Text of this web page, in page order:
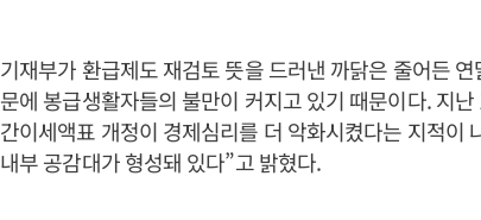
기재부가 환급제도 재검토 뜻을 드러낸 까닭은 줄어든
문에 봉급생활자들의 불만이 커지고 있기 때문이다. 지
간이세액표 개정이 경제심리를 더 악화시켰다는 지적이
내부 공감대가 형성돼 있다”고 밝혔다.